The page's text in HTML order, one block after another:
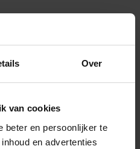
Over
van cookies
beter en persoonlijker te
en advertenties
je bij het hele
van een huis,